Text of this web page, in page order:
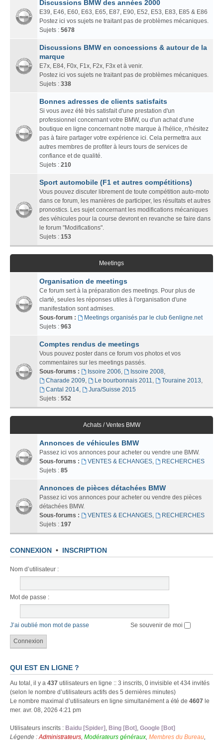
Discussions BMW des années 2000
E39, E46, E60, E63, E65, E87, E90, E52, E53, E83, E85 & E86
Postez ici vos sujets ne traitant pas de problèmes mécaniques.
Sujets : 5678
Discussions BMW en concessions & autour de la
marque
E7x, E84, F0x, F1x, F2x, F3x et à venir.
Postez ici vos sujets ne traitant pas de problèmes mécaniques.
Sujets : 338
Bonnes adresses de clients satisfaits
Si vous avez été très satisfait d'une prestation d'un
professionnel concernant votre BMW, ou d'un achat d'une
boutique en ligne concernant notre marque à l'hélice, n'hésitez
pas à faire partager votre expérience ici. Cela permettra aux
autres membres de profiter à leurs tours de services de
confiance et de qualité.
Sujets : 210
Sport automobile (F1 et autres compétitions)
Vous pouvez discuter librement de toute compétition auto-moto
dans ce forum, les manières de participer, les résultats et autres
pronostics. Les sujet concernant les modifications mécaniques
des véhicules pour la course devront en revanche se faire dans
le forum "Modifications".
Sujets : 153
Meetings
Organisation de meetings
Ce forum sert à la préparation des meetings. Pour plus de
clarté, seules les réponses utiles à l'organisation d'une
manifestation sont admises.
Sous-forum :
Meetings organisés par le club 6enligne.net
Sujets : 963
Comptes rendus de meetings
Vous pouvez poster dans ce forum vos photos et vos
commentaires sur les meetings passés.
Sous-forums :
Issoire 2006, Issoire 2008,
Charade 2009, Le bourbonnais 2011, Touraine 2013,
Cantal 2014,
Jura/Suisse 2015
Sujets : 552
Achats / Ventes BMW
Annonces de véhicules BMW
Passez ici vos annonces pour acheter ou vendre une BMW.
Sous-forums :
VENTES & ECHANGES,
RECHERCHES
Sujets : 85
Annonces de pièces détachées BMW
Passez ici vos annonces pour acheter ou vendre des pièces
détachées BMW.
Sous-forums :
VENTES & ECHANGES,
RECHERCHES
Sujets : 197
CONNEXION • INSCRIPTION
Nom d’utilisateur :
Mot de passe :
J’ai oublié mon mot de passe Se souvenir de moi
QUI EST EN LIGNE ?
Au total, il y a 437 utilisateurs en ligne :: 3 inscrits, 0 invisible et 434 invités
(selon le nombre d’utilisateurs actifs des 5 dernières minutes)
Le nombre maximal d’utilisateurs en ligne simultanément a été de 4607 le
mer. avr. 08, 2026 4:21 pm
Utilisateurs inscrits : Baidu [Spider], Bing [Bot], Google [Bot]
Légende :Administrateurs, Modérateurs généraux, Membres du Bureau,